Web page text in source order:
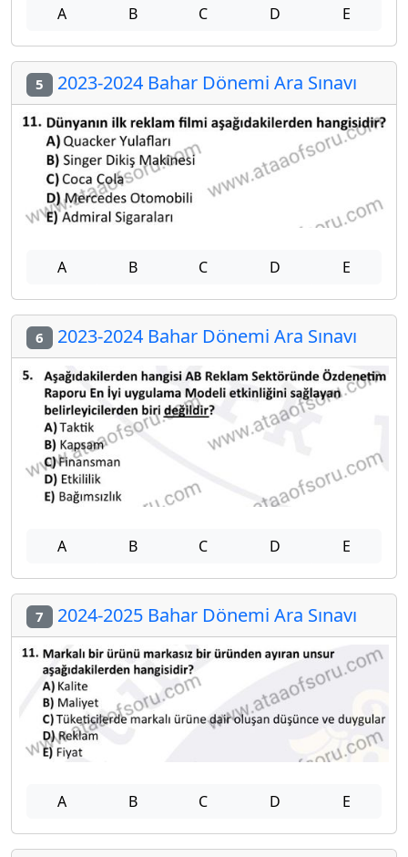
A B C D E
5 2023-2024 Bahar Dönemi Ara Sınavı
A B C D E
6 2023-2024 Bahar Dönemi Ara Sınavı
A B C D E
7 2024-2025 Bahar Dönemi Ara Sınavı
A B C D E